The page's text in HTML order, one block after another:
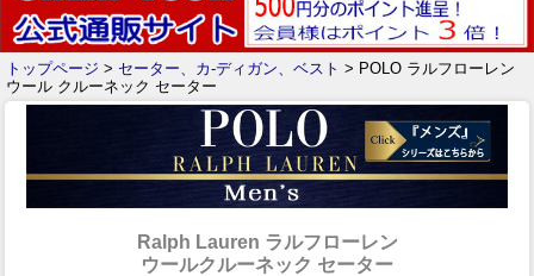
トップページ > セーター、カ-ディガン、ベスト > POLO ラルフローレン
ウール クルーネック セーター
Ralph Lauren ラルフローレン
ウールクルーネック セーター